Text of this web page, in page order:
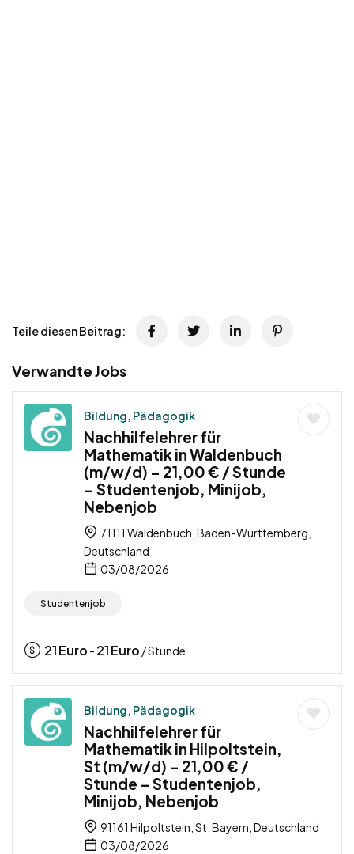
Teile diesen Beitrag:
Verwandte Jobs
Bildung, Pädagogik
Nachhilfelehrer für
Mathematik in Waldenbuch
(m/w/d) – 21,00 € / Stunde
– Studentenjob, Minijob,
Nebenjob
71111 Waldenbuch, Baden-Württemberg,
Deutschland
03/08/2026
Studentenjob
21Euro - 21Euro / Stunde
Bildung, Pädagogik
Nachhilfelehrer für
Mathematik in Hilpoltstein,
St (m/w/d) – 21,00 € /
Stunde – Studentenjob,
Minijob, Nebenjob
91161 Hilpoltstein, St, Bayern, Deutschland
03/08/2026